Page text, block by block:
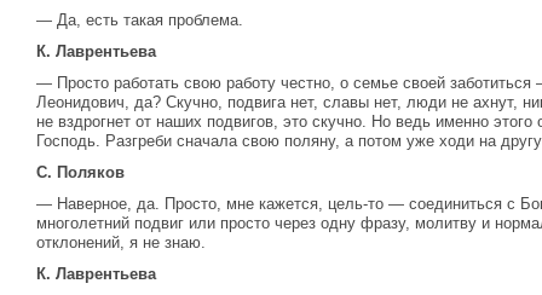
— Да, есть такая проблема.
К. Лаврентьева
— Просто работать свою работу честно, о семье своей заботиться
Леонидович, да? Скучно, подвига нет, славы нет, люди не ахнут,
не вздрогнет от наших подвигов, это скучно. Но ведь именно этого
Господь. Разгреби сначала свою поляну, а потом уже ходи на
С. Поляков
— Наверное, да. Просто, мне кажется, цель-то — соединиться с
многолетний подвиг или просто через одну фразу, молитву и
отклонений, я не знаю.
К. Лаврентьева